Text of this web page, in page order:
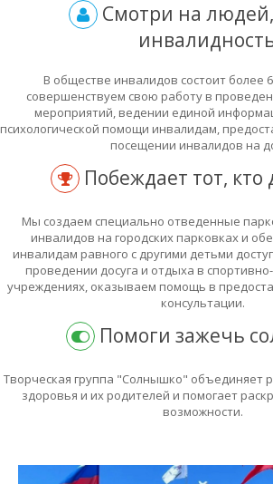
Смотри на
В обществе инвалидов состоит более
совершенствуем свою работу в
мероприятий, ведении единой
психологической помощи инвалидам,
посещении инвалидов на
Побеждает тот, кто
Мы создаем специально отведенные
инвалидов на городских парковках и
инвалидам равного с другими детьми
проведении досуга и отдыха в
учреждениях, оказываем помощь в
консультации.
Помоги зажечь
Творческая группа "Солнышко" объединяет
здоровья и их родителей и помогает
возможности.